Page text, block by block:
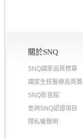
關於SNQ
SNQ國家品質標章
國家生技醫療品質獎
SNQ影音館
查詢SNQ認證項目
隱私權聲明